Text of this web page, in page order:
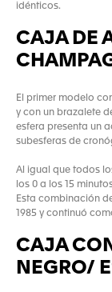
idénticos.
CAJA DE
El primer modelo
y con un brazalete
esfera presenta un
subesferas de
Al igual que todos
los 0 a los 15
Esta combinación
1985 y continuó
CAJA
NEGRO/